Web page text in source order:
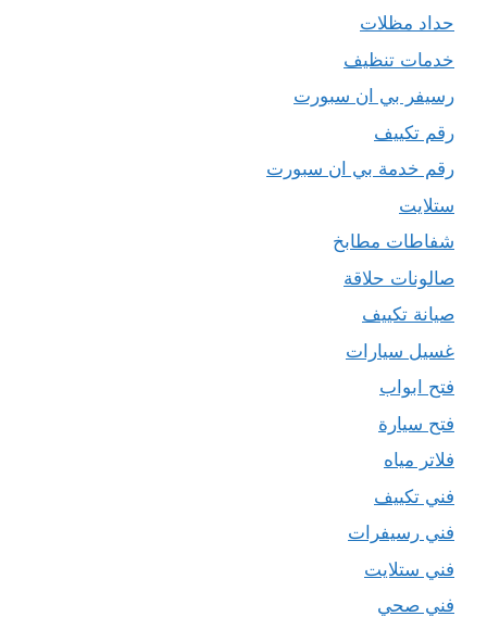
حداد مظلات
خدمات تنظيف
رسيفر بي ان سبورت
رقم تكييف
رقم خدمة بي ان سبورت
ستلايت
شفاطات مطابخ
صالونات حلاقة
صيانة تكييف
غسيل سيارات
فتح ابواب
فتح سيارة
فلاتر مياه
فني تكييف
فني رسيفرات
فني ستلايت
فني صحي